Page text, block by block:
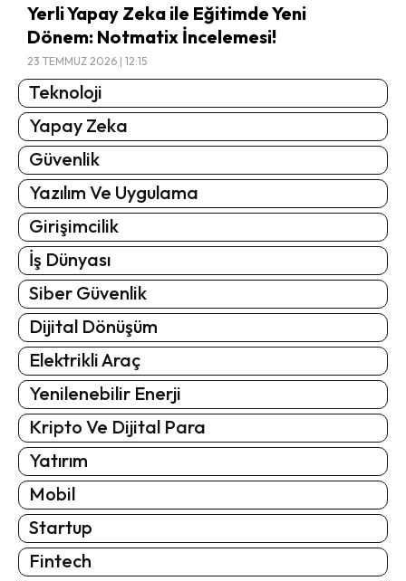
Yerli Yapay Zeka ile Eğitimde Yeni
Dönem: Notmatix İncelemesi!
23 TEMMUZ 2026 | 12:15
Teknoloji
Yapay Zeka
Güvenlik
Yazılım Ve Uygulama
Girişimcilik
İş Dünyası
Siber Güvenlik
Dijital Dönüşüm
Elektrikli Araç
Yenilenebilir Enerji
Kripto Ve Dijital Para
Yatırım
Mobil
Startup
Fintech